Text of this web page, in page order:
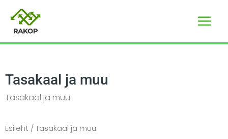
content
Tasakaal ja muu
Tasakaal ja muu
Esileht / Tasakaal ja muu